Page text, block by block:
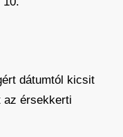
dátumtól kicsit
az érsekkerti